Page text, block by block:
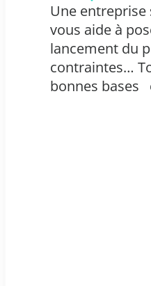
Une entreprise
vous aide à
lancement du
contraintes…
bonnes bases